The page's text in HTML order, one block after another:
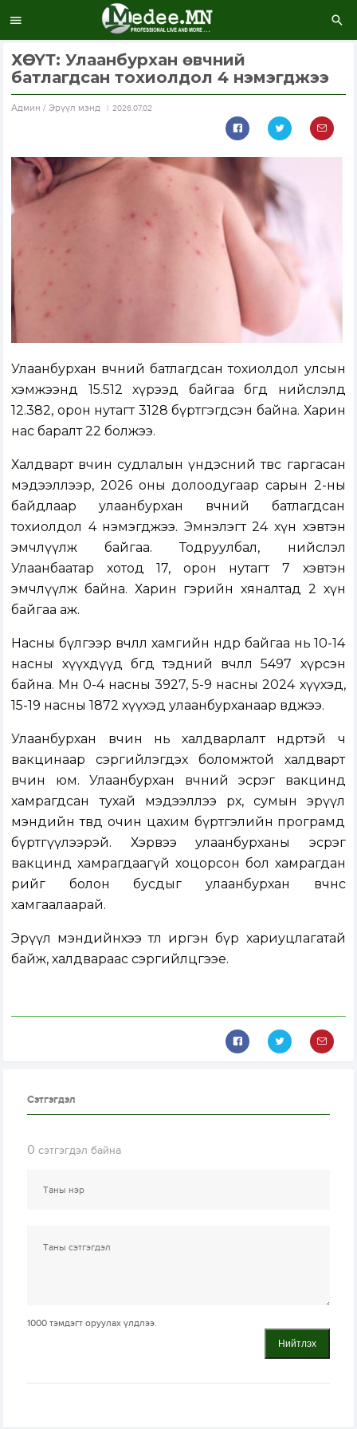
ХӨСҮТ: Улаанбурхан өвчний
батлагдсан тохиолдол 4 нэмэгджээ
Aдмин / Эрүүл мэнд 2026.07.02
Улаанбурхан өвчний батлагдсан тохиолдол улсын
хэмжээнд 15.512 хүрээд байгаа бөгөөд нийслэлд
12.382, орон нутагт 3128 бүртгэгдсэн байна. Харин
нас баралт 22 болжээ.
Халдварт өвчин судлалын үндэсний төвөөс гаргасан
мэдээллээр, 2026 оны долоодугаар сарын 2-ны
байдлаар улаанбурхан өвчний батлагдсан
тохиолдол 4 нэмэгджээ. Эмнэлэгт 24 хүн хэвтэн
эмчлүүлж байгаа. Тодруулбал, нийслэл
Улаанбаатар хотод 17, орон нутагт 7 хэвтэн
эмчлүүлж байна. Харин гэрийн хяналтад 2 хүн
байгаа аж.
Насны бүлгээр өвчлөл хамгийн өндөр байгаа нь 10-14
насны хүүхдүүд бөгөөд тэдний өвчлөл 5497 хүрсэн
байна. Мөн 0-4 насны 3927, 5-9 насны 2024 хүүхэд,
15-19 насны 1872 хүүхэд улаанбурханаар өвджээ.
Улаанбурхан өвчин нь халдварлалт өндөртэй ч
вакцинаар сэргийлэгдэх боломжтой халдварт
өвчин юм. Улаанбурхан өвчний эсрэг вакцинд
хамрагдсан тухай мэдээллээ өрх, сумын эрүүл
мэндийн төвдөө очин цахим бүртгэлийн програмд
бүртгүүлээрэй. Хэрвээ улаанбурханы эсрэг
вакцинд хамрагдаагүй хоцорсон бол хамрагдан
өөрийгөө болон бусдыг улаанбурхан өвчнөөс
хамгаалаарай.
Эрүүл мэндийнхээ төлөө иргэн бүр хариуцлагатай
байж, халдвараас сэргийлцгээе.
Сэтгэгдэл
0 сэтгэгдэл байна
1000 тэмдэгт оруулах үлдлээ.
Нийтлэх